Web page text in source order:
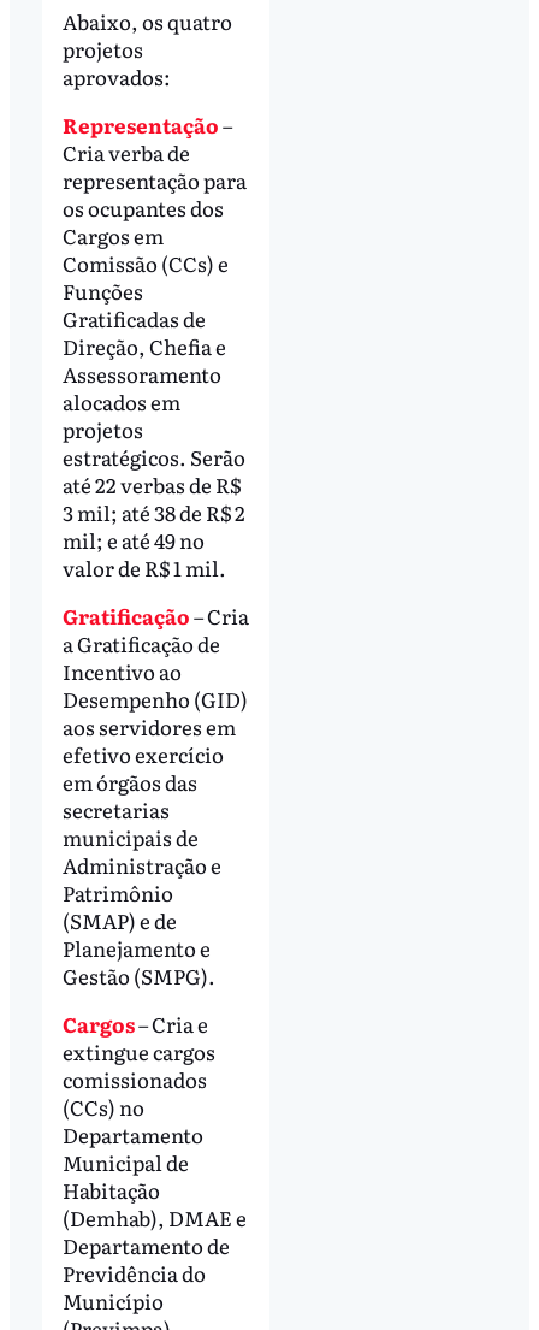
Abaixo, os quatro
projetos
aprovados:
Representação–
Cria verba de
representação para
os ocupantes dos
Cargos em
Comissão (CCs) e
Funções
Gratificadas de
Direção, Chefia e
Assessoramento
alocados em
projetos
estratégicos. Serão
até 22 verbas de R$
3 mil; até 38 de R$ 2
mil; e até 49 no
valor de R$ 1 mil.
Gratificação– Cria
a Gratificação de
Incentivo ao
Desempenho (GID)
aos servidores em
efetivo exercício
em órgãos das
secretarias
municipais de
Administração e
Patrimônio
(SMAP) e de
Planejamento e
Gestão (SMPG).
Cargos– Cria e
extingue cargos
comissionados
(CCs) no
Departamento
Municipal de
Habitação
(Demhab), DMAE e
Departamento de
Previdência do
Município